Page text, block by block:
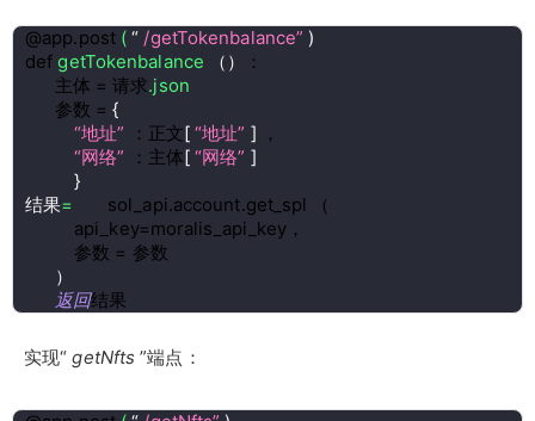
@app.post ( “ /getTokenbalance” )
def getTokenbalance （ ）
：
主体 = 请求.json
参数 = {
“地址”
：正文[ “地址” ]
，
“网络”
：主体[ “网络” ]
}
结果= sol_api.account.get_spl
（
api_key=moralis_api_key，
参数 = 参数
）
返回结果
实现“getNfts ”端点：